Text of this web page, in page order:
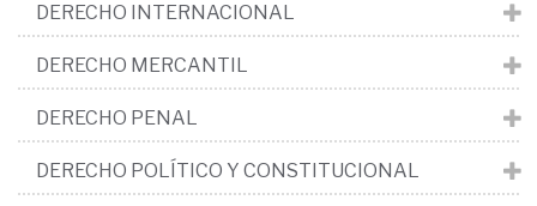
DERECHO INTERNACIONAL
DERECHO MERCANTIL
DERECHO PENAL
DERECHO POLÍTICO Y CONSTITUCIONAL